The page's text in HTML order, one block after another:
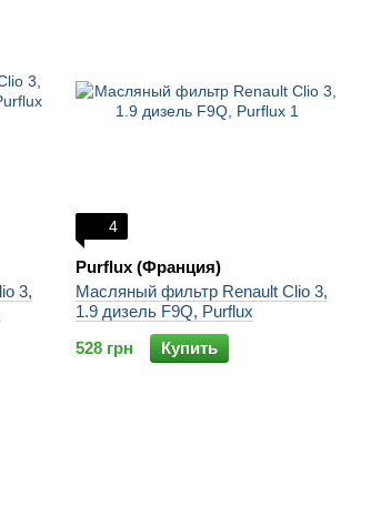
3,
4
Purflux (Франция)
Масляный фильтр Renault Clio 3,
1.9 дизель F9Q, Purflux
528 грн
Купить